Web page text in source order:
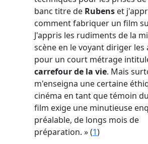
banc titre de Rubens et
comment fabriquer un film
J'appris les rudiments de la
scène en le voyant diriger les
pour un court métrage
carrefour de la vie. Mais
m'enseigna une certaine
cinéma en tant que témoin
film exige une minutieuse
préalable, de longs mois de
préparation. » (1)